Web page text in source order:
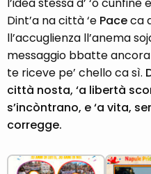
l’idea stessa d’ ‘o cunfine
Dint’a na città ‘e Paceca
ll’accuglienza ll’anema
messaggio bbatte
te riceve pe’ chello ca sì.
città nosta, ‘a libertà
s’incòntrano, e ‘a vita,
corregge.